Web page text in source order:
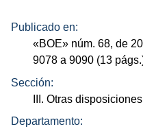
Publicado en:
«BOE» núm. 68, de
9078 a 9090 (13 págs.
Sección:
III. Otras disposiciones
Departamento: